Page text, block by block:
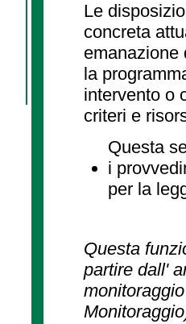
Le
concreta
emanazione
la
intervento o
criteri e
Questa
i
per la
Questa
partire dall'